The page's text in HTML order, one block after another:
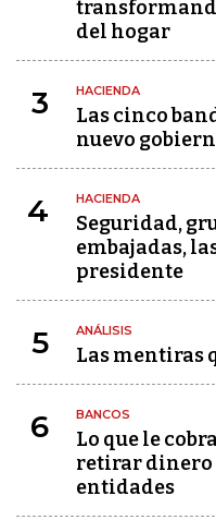
del hogar
3 HACIENDA
Las cinco
nuevo
4 HACIENDA
Seguridad,
embajadas,
presidente
5 ANÁLISIS
Las mentiras
6 BANCOS
Lo que le
retirar dinero
entidades